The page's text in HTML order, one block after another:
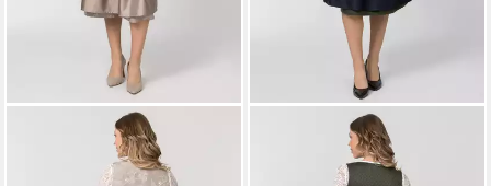
STOCKERPOINTDirndl
STOCKERPOINTDirndl Cora